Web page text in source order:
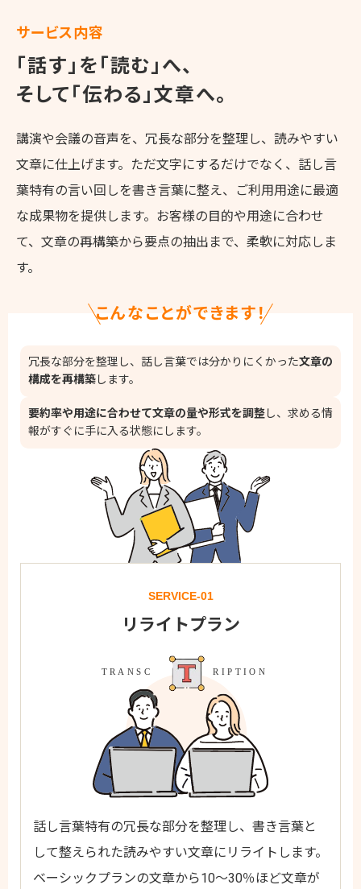
サービス内容
「話す」を「読む」へ、
そして「伝わる」文章へ。
講演や会議の音声を、冗長な部分を整理し、読みやすい
文章に仕上げます。ただ文字にするだけでなく、話し言
葉特有の言い回しを書き言葉に整え、ご利用用途に最適
な成果物を提供します。お客様の目的や用途に合わせ
て、文章の再構築から要点の抽出まで、柔軟に対応しま
す。
こんなことができます！
冗長な部分を整理し、話し言葉では分かりにくかった文章の
構成を再構築します。
要約率や用途に合わせて文章の量や形式を調整し、求める情
報がすぐに手に入る状態にします。
SERVICE-01
リライトプラン
話し言葉特有の冗長な部分を整理し、書き言葉と
して整えられた読みやすい文章にリライトします。
ベーシックプランの文章から10～30％ほど文章が